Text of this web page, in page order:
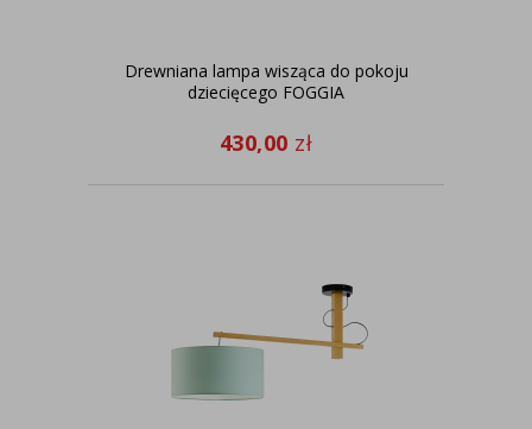
Drewniana lampa wisząca do pokoju
dziecięcego FOGGIA
430,00 zł